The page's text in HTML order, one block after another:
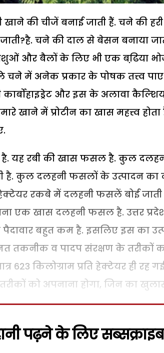
की चीजें बनाई जाती हैं. चने की हरी
चने की दाल से बेसन बनाया
और बैलों के लिए भी एक बढि़या
चने में अनेक प्रकार के पोषक तत्त्व पाए
कार्बोहाइड्रेट और इस के अलावा
खाने में प्रोटीन का खास महत्त्व
यह रबी की खास फसल है. कुल
है. कुल दलहनी फसलों के उत्पादन का
रकबे में दलहनी फसलें बोई
एक खास दलहनी फसल है. उत्तर
बहुत कम है. इसलिए इस का
तकनीक व पादप संरक्षण के तरीकों
623 किलोग्राम प्रति हेक्टेयर ही रह
को अपनाना होगा, जिन का
पढ़ने के लिए